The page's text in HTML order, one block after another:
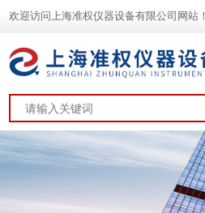
欢迎访问上海准权仪器设备有限公司网站！